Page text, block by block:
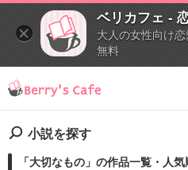
ベリカフェ -
大人の女性向け
無料
小説を探す
「大切なもの」の作品一覧・人気